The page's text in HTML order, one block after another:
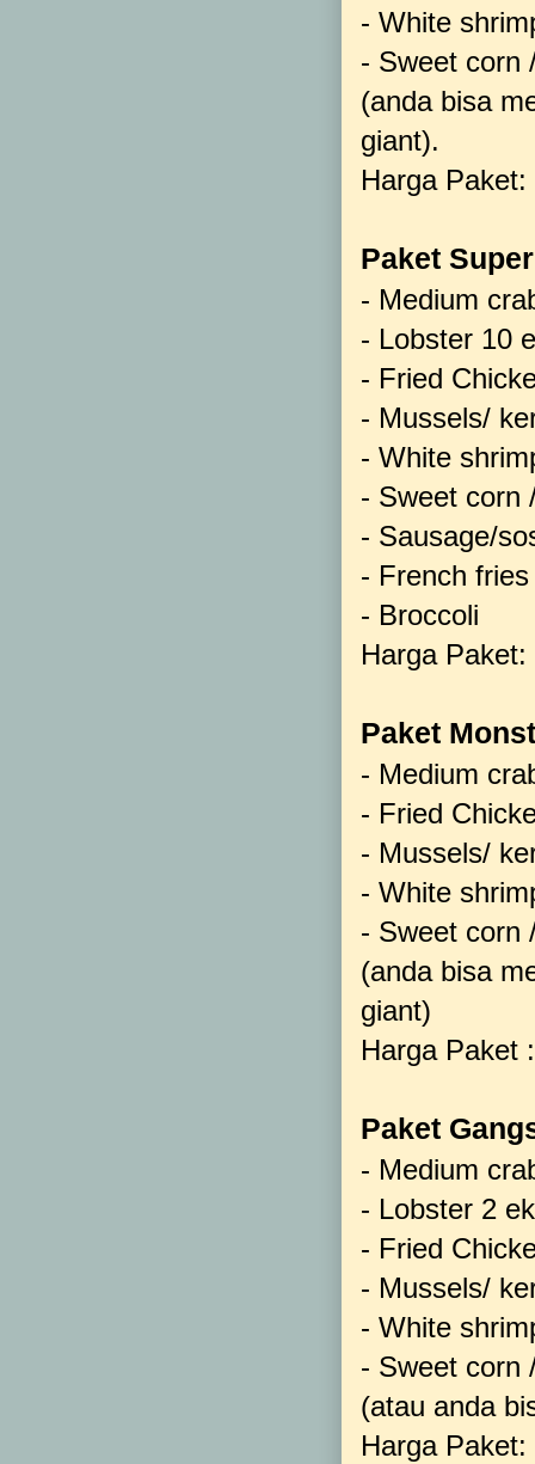
- White
- Sweet corn
(anda bisa
giant).
Harga
Paket
- Medium
- Lobster 10
- Fried
- Mussels/
- White
- Sweet corn
- Sausage/
- French fries
- Broccoli
Harga
Paket
- Medium
- Fried
- Mussels/
- White
- Sweet corn
(anda bisa
giant)
Harga Paket
Paket
- Medium
- Lobster 2
- Fried
- Mussels/
- White
- Sweet corn
(atau anda
Harga